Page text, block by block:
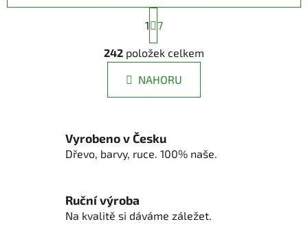
O
v
á
d
c
í
p
y
S
t
r
á
n
k
n
í
1 7
242 položek celkem
NAHORU
Vyrobeno v Česku
Dřevo, barvy, ruce. 100% naše.
Ruční výroba
Na kvalitě si dáváme záležet.